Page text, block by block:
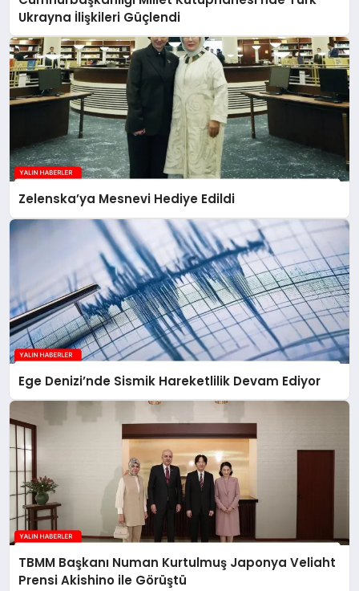
Ukrayna İlişkileri Güçlendi
Zelenska’ya Mesnevi Hediye Edildi
Ege Denizi’nde Sismik Hareketlilik Devam Ediyor
TBMM Başkanı Numan Kurtulmuş Japonya Veliaht
Prensi Akishino ile Görüştü